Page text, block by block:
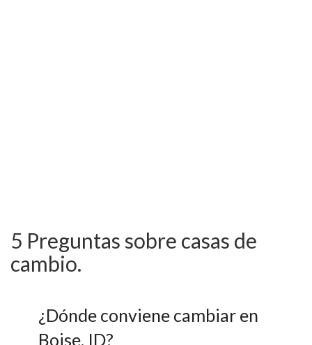
5 Preguntas sobre casas de
cambio.
¿Dónde conviene cambiar en
Boise, ID?